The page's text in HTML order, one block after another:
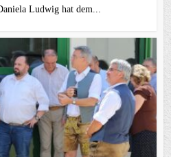
Ludwig hat dem...